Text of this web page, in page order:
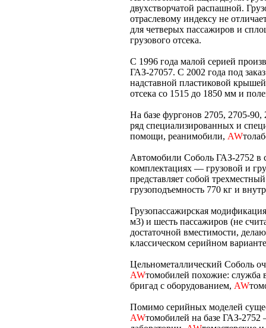
двухстворчатой распашной.
отраслевому индексу не
для четверых пассажиров и
грузового отсека.
С 1996 года малой серией
ГАЗ-27057. С 2002 года под
надставной пластиковой
отсека со 1515 до 1850 мм и
На базе фургонов 2705, 2705-
ряд специализированных и
помощи, реанимобили, AW
Автомобили Соболь ГАЗ-2752 в
комплектациях — грузовой и
представляет собой
грузоподъемность 770 кг и
Грузопассажирская
м3) и шесть пассажиров (не
достаточной вместимости,
классическом серийном
Цельнометаллический Соболь
AWтомобилей похожие: служба
бригад с оборудованием, AW
Помимо серийных моделей
AWтомобилей на базе ГАЗ-